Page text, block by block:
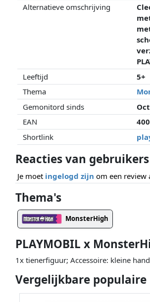
Alternatieve omschrijving
Leeftijd
5+
Thema
Gemonitord sinds
EAN
Shortlink
Reacties van
Je moet ingelogd zijn om een review
Thema's
MonsterHigh
PLAYMOBIL x
1x tienerfiguur; Accessoire: kleine
Vergelijkbare populaire